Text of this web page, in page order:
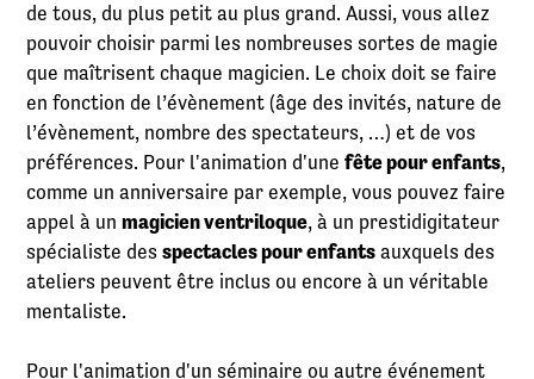
de tous, du plus petit au plus grand. Aussi, vous allez
pouvoir choisir parmi les nombreuses sortes de magie
que maîtrisent chaque magicien. Le choix doit se faire
en fonction de l’évènement (âge des invités, nature de
l’évènement, nombre des spectateurs, …) et de vos
préférences. Pour l'animation d'unefête pour enfants,
comme un anniversaire par exemple, vous pouvez faire
appel à unmagicien ventriloque, à un prestidigitateur
spécialiste desspectacles pour enfants auxquels des
ateliers peuvent être inclus ou encore à un véritable
mentaliste.
Pour l'animation d'un séminaire ou autre événement